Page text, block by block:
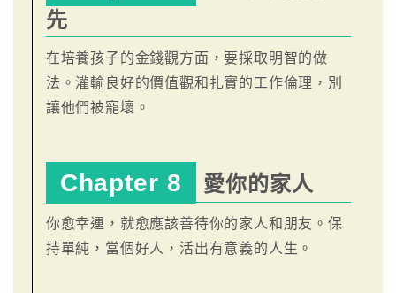
先
在培養孩子的金錢觀方面，要採取明智的做
法。灌輸良好的價值觀和扎實的工作倫理，別
讓他們被寵壞。
Chapter 8 愛你的家人
你愈幸運，就愈應該善待你的家人和朋友。保
持單純，當個好人，活出有意義的人生。